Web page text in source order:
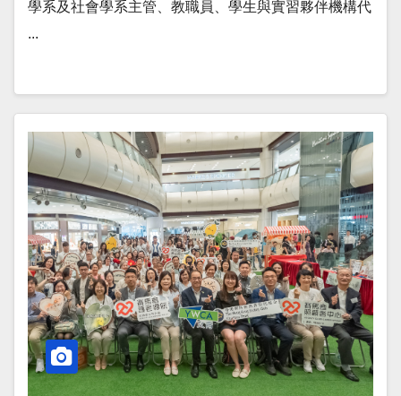
學系及社會學系主管、教職員、學生與實習夥伴機構代
...